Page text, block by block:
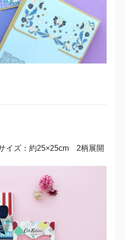
イズ：約25×25cm 2柄展開